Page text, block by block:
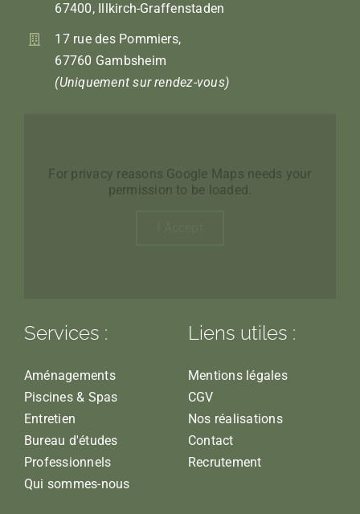
67400, Illkirch-Graffenstaden
17 rue des Pommiers,
67760 Gambsheim
(Uniquement sur rendez-vous)
For privacy reasons Google Maps needs your
permission to be loaded.
Services :
Aménagements
Piscines & Spas
Entretien
Bureau d'études
Professionnels
Qui sommes-nous
Liens utiles :
Mentions légales
CGV
Nos réalisations
Contact
Recrutement